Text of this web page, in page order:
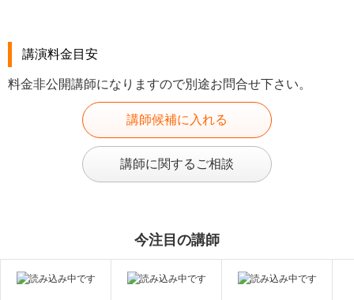
講演料金目安
料金非公開講師になりますので別途お問合せ下さい。
講師候補に入れる
講師に関するご相談
今注目の講師